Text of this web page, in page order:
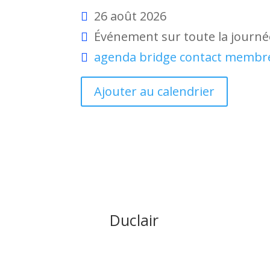
26 août 2026
Événement sur toute la
agenda bridge contact
Ajouter au calendrier
Duclair